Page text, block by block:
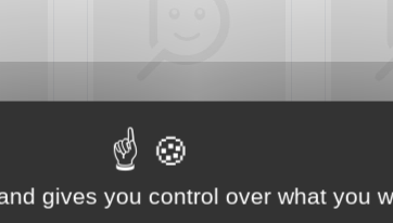
LEGO CITY
7206 - FIRE
A partir de
gives you control over what you